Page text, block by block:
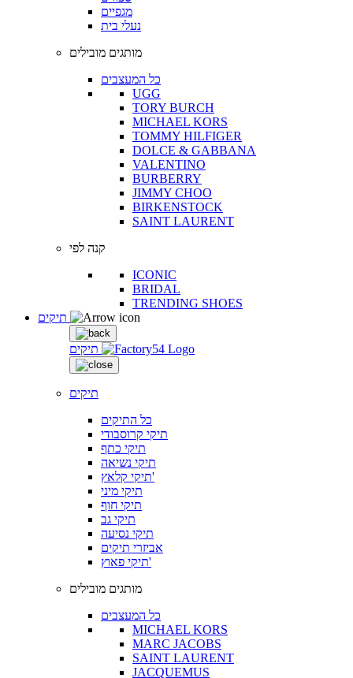
מגפיים
נעלי בית
מותגים מובילים
כל המעצבים
UGG
TORY BURCH
MICHAEL KORS
TOMMY HILFIGER
DOLCE & GABBANA
VALENTINO
BURBERRY
JIMMY CHOO
BIRKENSTOCK
SAINT LAURENT
קנה לפי
ICONIC
BRIDAL
TRENDING SHOES
תיקים
תיקים
כל התיקים
תיקי קרוסבודי
תיקי כתף
תיקי נשיאה
תיקי קלאץ'
תיקי מיני
תיקי חוף
תיקי גב
תיקי נסיעה
אביזרי תיקים
תיקי פאוץ'
מותגים מובילים
כל המעצבים
MICHAEL KORS
MARC JACOBS
SAINT LAURENT
JACQUEMUS